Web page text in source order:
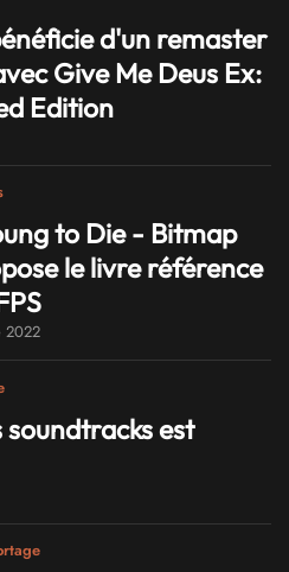
d'un remaster
Give Me Deus Ex:
Edition
to Die - Bitmap
le livre référence
2022
soundtracks est